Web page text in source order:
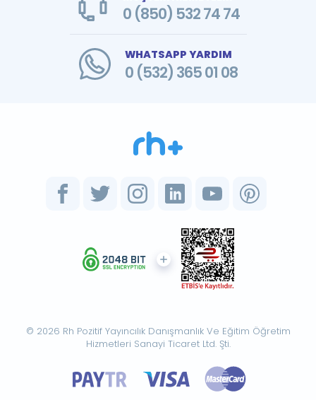
0 (850) 532 74 74
WHATSAPP YARDIM
0 (532) 365 01 08
© 2026 Rh Pozitif Yayıncılık Danışmanlık Ve Eğitim Öğretim
Hizmetleri Sanayi Ticaret Ltd. Şti.